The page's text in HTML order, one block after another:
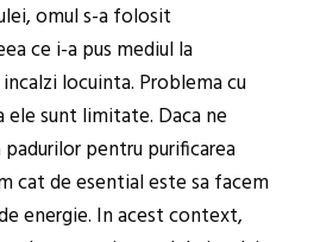
omul s-a folosit
ce i-a pus mediul la
locuinta. Problema cu
ele sunt limitate. Daca ne
pentru purificarea
cat de esential este sa facem
energie. In acest context,